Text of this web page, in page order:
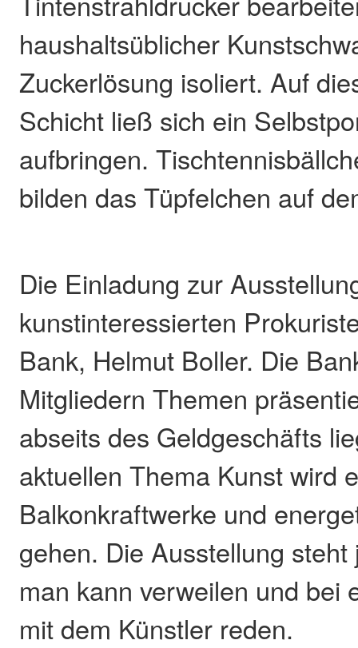
haushaltsüblicher
Zuckerlösung isoliert. Auf
Schicht ließ sich ein
aufbringen.
bilden das Tüpfelchen auf
Die Einladung zur
kunstinteressierten
Bank, Helmut Boller. Die
Mitgliedern Themen
abseits des Geldgeschäfts
aktuellen Thema Kunst wird
Balkonkraftwerke und
gehen. Die Ausstellung
man kann verweilen und bei
mit dem Künstler reden.